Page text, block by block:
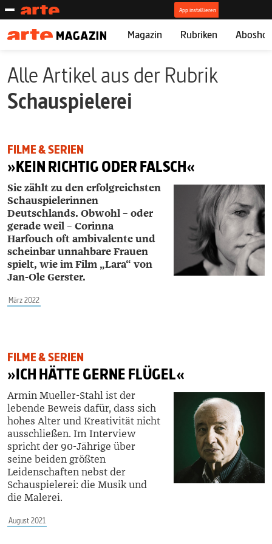
Magazin Rubriken
Alle Artikel aus der Rubrik
Schauspielerei
FILME & SERIEN
»KEIN RICHTIG ODER FALSCH«
Sie zählt zu den erfolgreichsten
Schauspielerinnen
Deutschlands. Obwohl – oder
gerade weil – Corinna
Harfouch oft ambivalente und
scheinbar unnahbare Frauen
spielt, wie im Film „Lara“ von
Jan-Ole Gerster.
März 2022
FILME & SERIEN
»ICH HÄTTE GERNE FLÜGEL«
Armin Mueller-Stahl ist der
lebende Beweis dafür, dass sich
hohes Alter und Kreativität nicht
ausschließen. Im Interview
spricht der 90-Jährige über
seine beiden größten
Leidenschaften nebst der
Schauspielerei: die Musik und
die Malerei.
August 2021